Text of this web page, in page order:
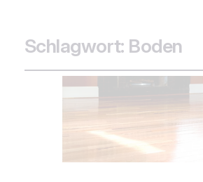
Schlagwort: Boden